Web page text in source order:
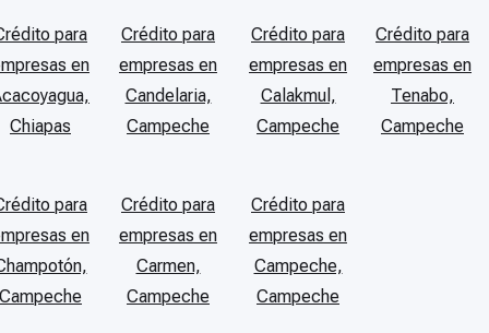
para
en
Chiapas
Crédito para
empresas en
Candelaria,
Campeche
Crédito para
empresas en
Calakmul,
Campeche
Crédito para
empresas en
Tenabo,
Campeche
para
en
Campeche
Crédito para
empresas en
Carmen,
Campeche
Crédito para
empresas en
Campeche,
Campeche